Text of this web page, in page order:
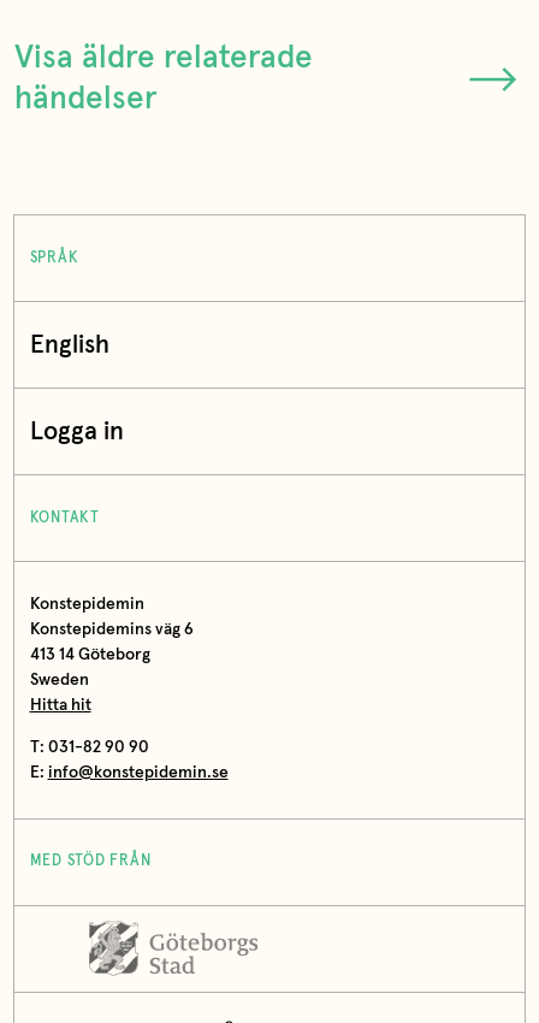
Visa äldre relaterade
händelser
SPRÅK
English
Logga in
KONTAKT
Konstepidemin
Konstepidemins väg 6
413 14 Göteborg
Sweden
Hitta hit
T: 031-82 90 90
E: info@konstepidemin.se
MED STÖD FRÅN